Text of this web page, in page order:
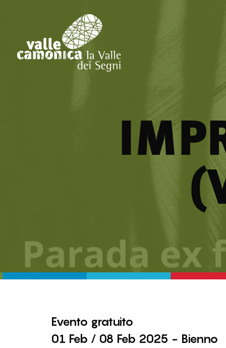
Evento gratuito
01 Feb / 08 Feb 2025 - Bienno